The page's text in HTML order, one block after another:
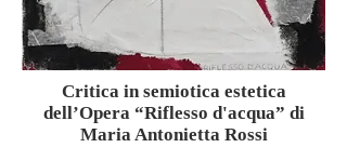
Critica in semiotica estetica
dell’Opera “Riflesso d'acqua” di
Maria Antonietta Rossi